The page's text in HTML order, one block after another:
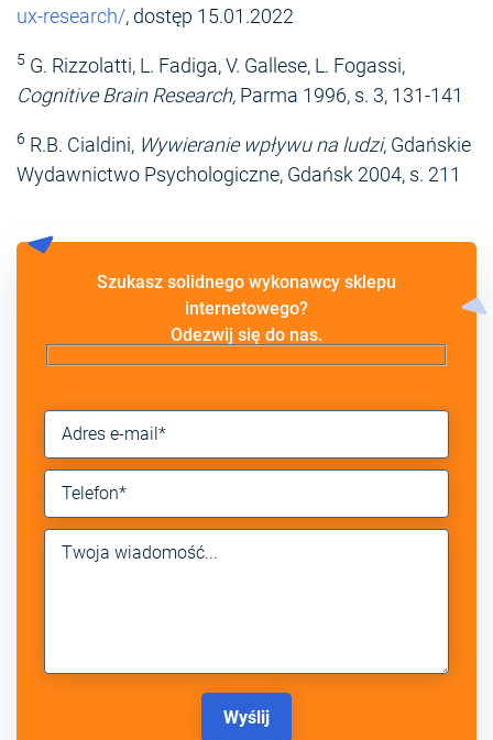
ux-research/, dostęp 15.01.2022
5 G. Rizzolatti, L. Fadiga, V. Gallese, L. Fogassi,
Cognitive Brain Research, Parma 1996, s. 3, 131-141
6 R.B. Cialdini, Wywieranie wpływu na ludzi, Gdańskie
Wydawnictwo Psychologiczne, Gdańsk 2004, s. 211
Szukasz solidnego wykonawcy sklepu
internetowego?
Odezwij się do nas.